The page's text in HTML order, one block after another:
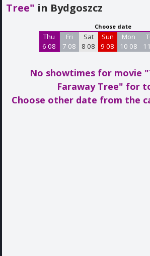
Tree" in Bydgoszcz
Choose date
Thu
6 08
Fri
7 08
Sat
8 08
Sun
9 08
Mon
10 08
No showtimes for movie
Faraway Tree" for
Choose other date from the